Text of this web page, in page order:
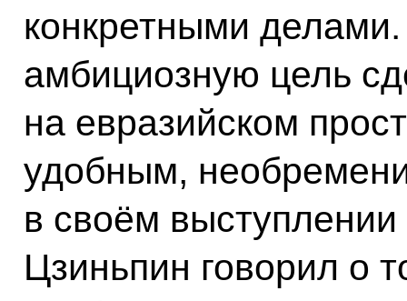
конкретными
амбициозную цель
на евразийском
удобным,
в своём
Цзиньпин говорил о